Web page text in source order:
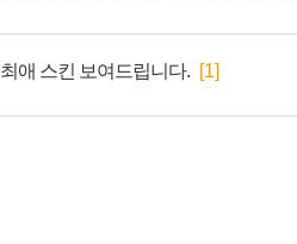
최애 스킨 보여드립니다. [1]